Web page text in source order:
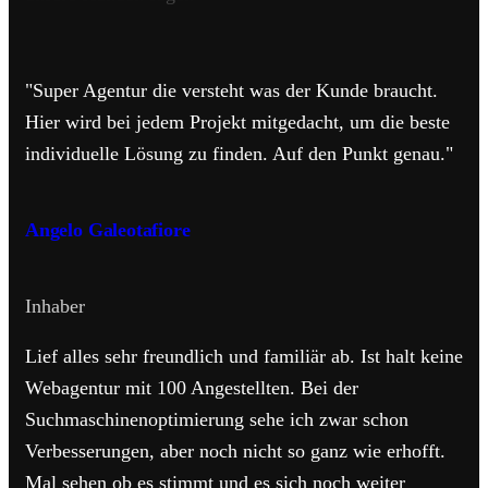
"Super Agentur die versteht was der Kunde braucht.
Hier wird bei jedem Projekt mitgedacht, um die beste
individuelle Lösung zu finden. Auf den Punkt genau."
Angelo Galeotafiore
Inhaber
Lief alles sehr freundlich und familiär ab. Ist halt keine
Webagentur mit 100 Angestellten. Bei der
Suchmaschinenoptimierung sehe ich zwar schon
Verbesserungen, aber noch nicht so ganz wie erhofft.
Mal sehen ob es stimmt und es sich noch weiter